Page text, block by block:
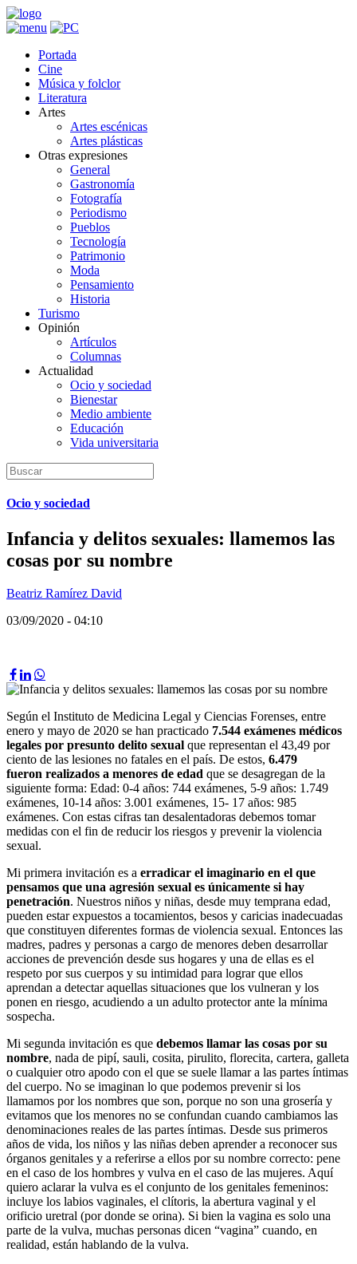
Portada
Cine
Música y folclor
Literatura
Artes
Artes escénicas
Artes plásticas
Otras expresiones
General
Gastronomía
Fotografía
Periodismo
Pueblos
Tecnología
Patrimonio
Moda
Pensamiento
Historia
Turismo
Opinión
Artículos
Columnas
Actualidad
Ocio y sociedad
Bienestar
Medio ambiente
Educación
Vida universitaria
Ocio y sociedad
Infancia y delitos sexuales: llamemos las
cosas por su nombre
Beatriz Ramírez David
03/09/2020 - 04:10
Según el Instituto de Medicina Legal y Ciencias Forenses, entre
enero y mayo de 2020 se han practicado 7.544 exámenes médicos
legales por presunto delito sexual que representan el 43,49 por
ciento de las lesiones no fatales en el país. De estos, 6.479
fueron realizados a menores de edad que se desagregan de la
siguiente forma: Edad: 0-4 años: 744 exámenes, 5-9 años: 1.749
exámenes, 10-14 años: 3.001 exámenes, 15- 17 años: 985
exámenes. Con estas cifras tan desalentadoras debemos tomar
medidas con el fin de reducir los riesgos y prevenir la violencia
sexual.
Mi primera invitación es a erradicar el imaginario en el que
pensamos que una agresión sexual es únicamente si hay
penetración. Nuestros niños y niñas, desde muy temprana edad,
pueden estar expuestos a tocamientos, besos y caricias inadecuadas
que constituyen diferentes formas de violencia sexual. Entonces las
madres, padres y personas a cargo de menores deben desarrollar
acciones de prevención desde sus hogares y una de ellas es el
respeto por sus cuerpos y su intimidad para lograr que ellos
aprendan a detectar aquellas situaciones que los vulneran y los
ponen en riesgo, acudiendo a un adulto protector ante la mínima
sospecha.
Mi segunda invitación es que debemos llamar las cosas por su
nombre, nada de pipí, sauli, cosita, pirulito, florecita, cartera, galleta
o cualquier otro apodo con el que se suele llamar a las partes íntimas
del cuerpo. No se imaginan lo que podemos prevenir si los
llamamos por los nombres que son, porque no son una grosería y
evitamos que los menores no se confundan cuando cambiamos las
denominaciones reales de las partes íntimas. Desde sus primeros
años de vida, los niños y las niñas deben aprender a reconocer sus
órganos genitales y a referirse a ellos por su nombre correcto: pene
en el caso de los hombres y vulva en el caso de las mujeres. Aquí
quiero aclarar la vulva es el conjunto de los genitales femeninos:
incluye los labios vaginales, el clítoris, la abertura vaginal y el
orificio uretral (por donde se orina). Si bien la vagina es solo una
parte de la vulva, muchas personas dicen “vagina” cuando, en
realidad, están hablando de la vulva.